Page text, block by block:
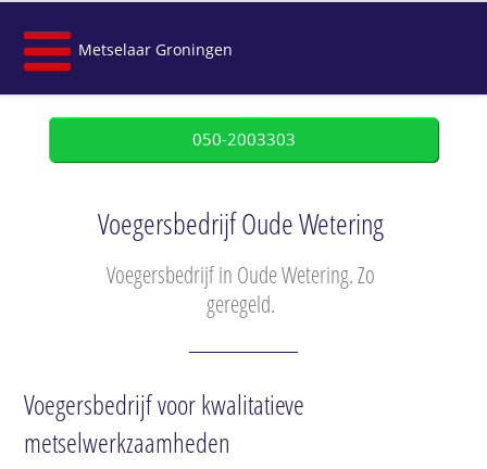
Metselaar Groningen
050-2003303
Voegersbedrijf Oude Wetering
Voegersbedrijf in Oude Wetering. Zo
geregeld.
Voegersbedrijf voor kwalitatieve
metselwerkzaamheden